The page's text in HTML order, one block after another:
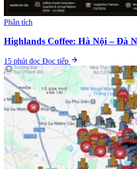
Phân tích
Highlands Coffee: Hà Nội – Đà
15 phút đọc Đọc tiếp